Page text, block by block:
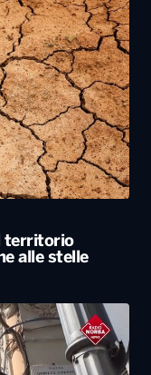
territorio
alle stelle